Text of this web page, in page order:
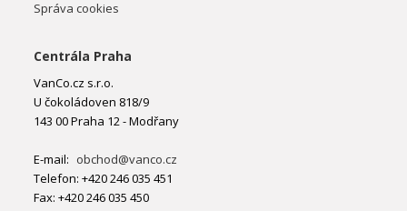
Správa cookies
Centrála Praha
VanCo.cz s.r.o.
U čokoládoven 818/9
143 00 Praha 12 - Modřany
E-mail: obchod@vanco.cz
Telefon: +420 246 035 451
Fax: +420 246 035 450